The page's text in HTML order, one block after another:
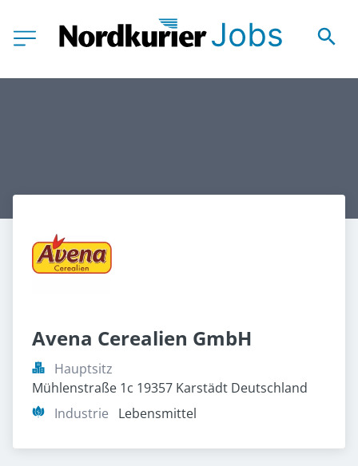
Avena Cerealien GmbH
Hauptsitz
Mühlenstraße 1c 19357 Karstädt Deutschland
Industrie
Lebensmittel